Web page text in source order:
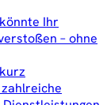
Ihr
– ohne